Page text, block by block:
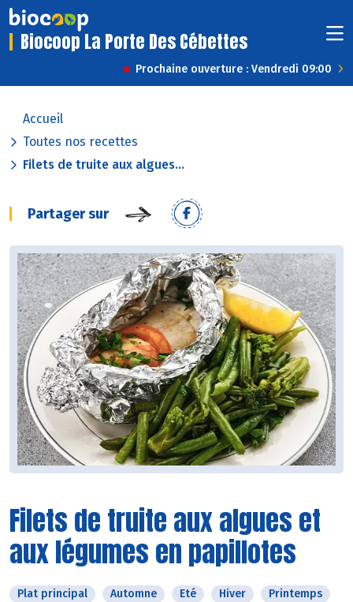
Biocoop La Porte Des Cébettes
Prochaine ouverture : Vendredi 09:00
Accueil
Toutes nos recettes
Filets de truite aux algues...
Partager sur
Filets de truite aux algues et
aux légumes en papillotes
Plat principal Automne Eté Hiver Printemps